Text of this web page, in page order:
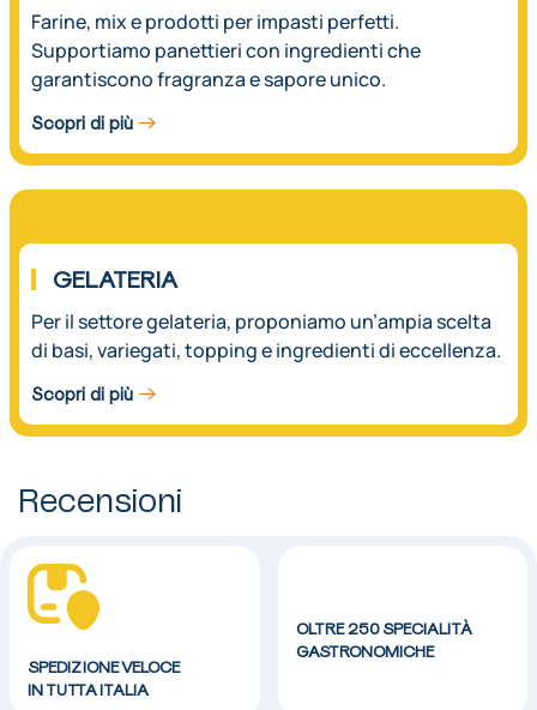
Farine, mix e prodotti per impasti perfetti.
Supportiamo panettieri con ingredienti che
garantiscono fragranza e sapore unico.
Scopri di più
03.
GELATERIA
Per il settore gelateria, proponiamo un’ampia scelta
di basi, variegati, topping e ingredienti di eccellenza.
Scopri di più
Recensioni
SPEDIZIONE VELOCE
IN TUTTA ITALIA
OLTRE 250 SPECIALITÀ
GASTRONOMICHE